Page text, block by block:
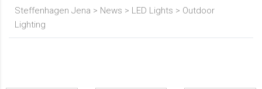
Steffenhagen Jena > News > LED Lights > Outdoor
Lighting